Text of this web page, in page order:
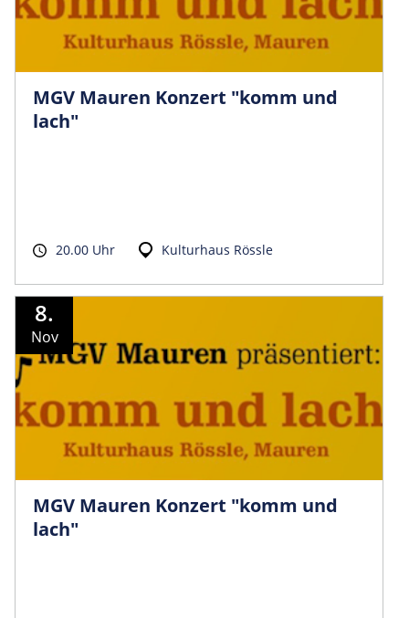
MGV Mauren Konzert "komm und
lach"
20.00 Uhr Kulturhaus Rössle
8.
Nov
MGV Mauren Konzert "komm und
lach"